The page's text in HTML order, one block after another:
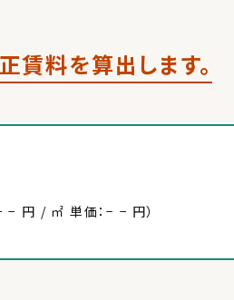
賃料を算出します。
− 円 / ㎡ 単価：− − 円）